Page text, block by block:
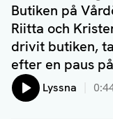
Butiken på
Riitta och
drivit butiken,
efter en paus
Lyssna